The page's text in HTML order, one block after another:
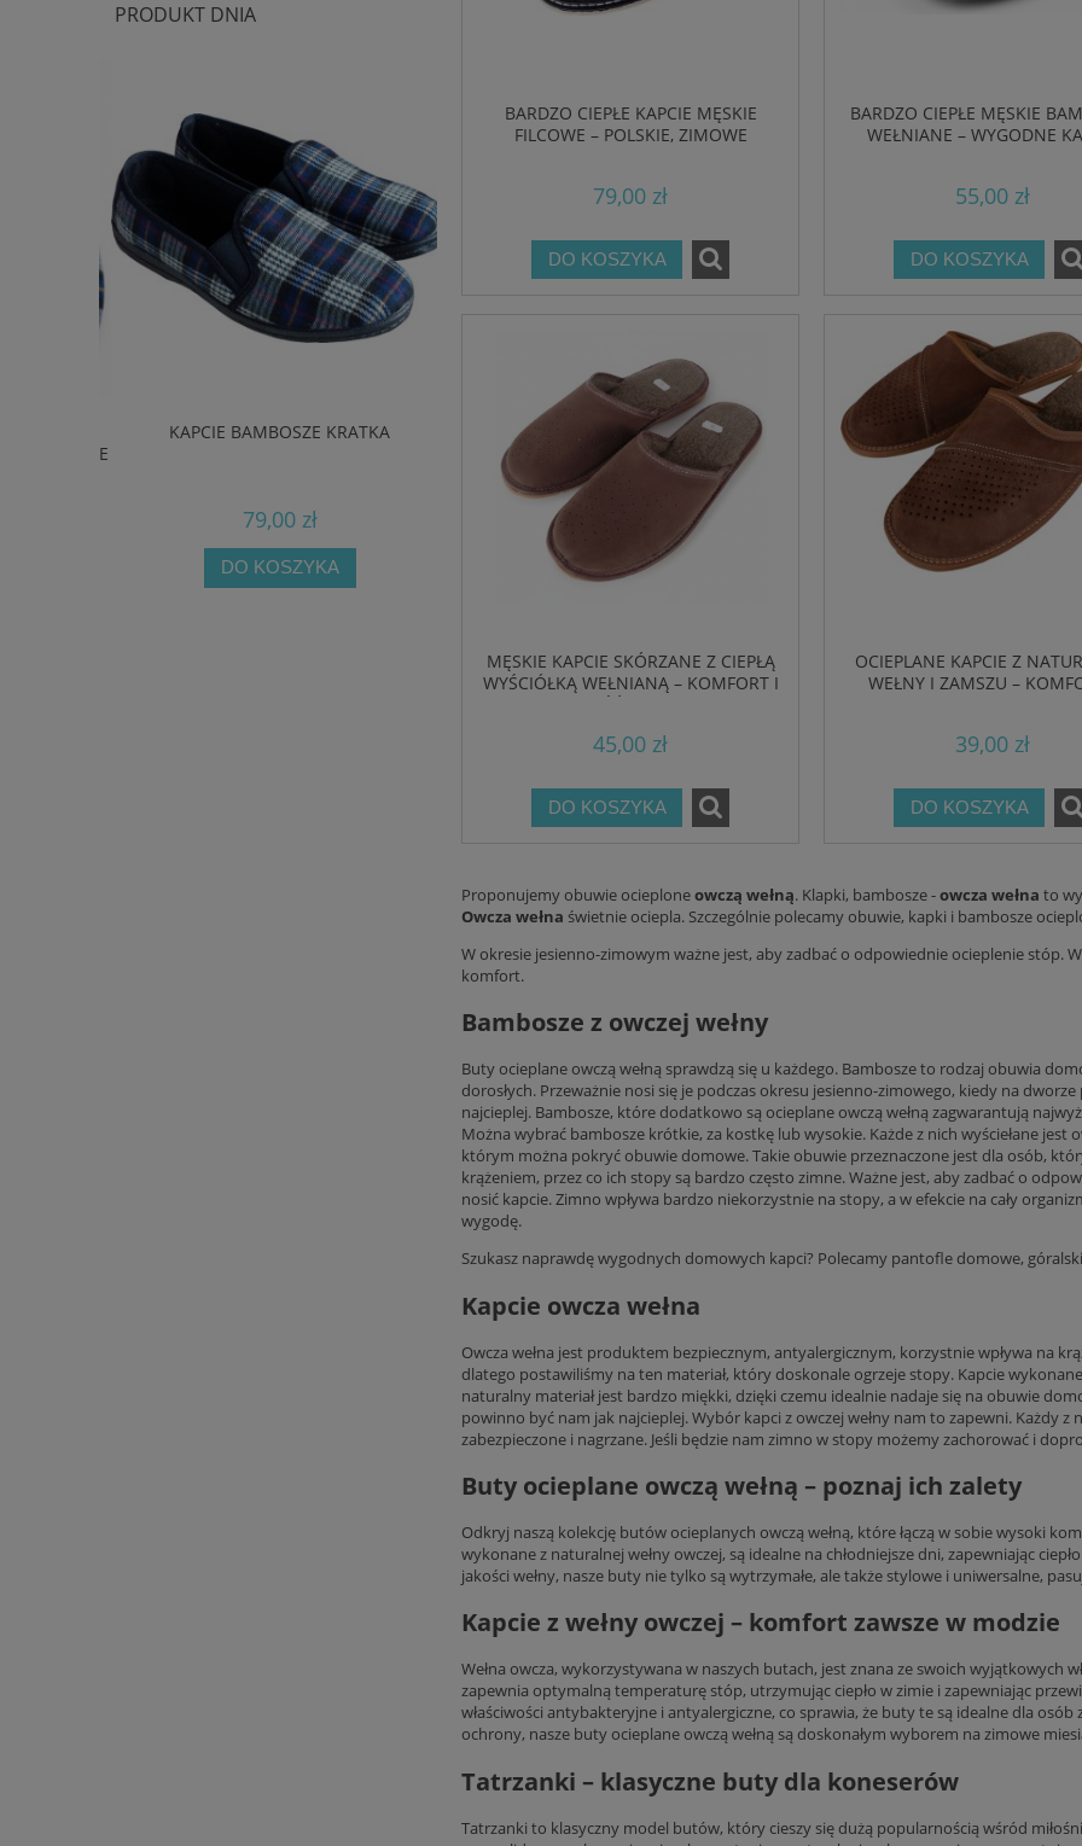
PRODUKT DNIA
KAPCIE BAMBOSZE KRATKA
79,00 zł
DO KOSZYKA
BIAŁE KLAPKI BHP Z PERFORACJĄ – LEKKIE,
SOLIDNE, ANTYPOŚLIZGOWE
DO KOSZYKA
BIOKEN KLAPKI SKÓRZANE
FUSBET WYGODNE DUSTIQUE
169,00 zł
DO KOSZYKA
BARDZO CIEPŁE KAPCIE MĘSKIE
FILCOWE – POLSKIE, ZIMOWE
79,00 zł
DO KOSZYKA
BARDZO CIEPŁE MĘSKIE
WEŁNIANE – WYGODNE
55,00 zł
DO KOSZYKA
MĘSKIE KAPCIE SKÓRZANE Z CIEPŁĄ
WYŚCIÓŁKĄ WEŁNIANĄ – KOMFORT I
JAKOŚĆ Z POLSKI
45,00 zł
DO KOSZYKA
OCIEPLANE KAPCIE Z
WEŁNY I ZAMSZU –
39,00 zł
DO KOSZYKA
Proponujemy obuwie ocieploneowczą wełną. Klapki, bambosze -owcza wełna to
Owcza wełna świetnie ociepla. Szczególnie polecamy obuwie, kapki i bambosze
W okresie jesienno-zimowym ważne jest, aby zadbać o odpowiednie ocieplenie stóp.
komfort.
Bambosze z owczej wełny
Buty ocieplane owczą wełną sprawdzą się u każdego. Bambosze to rodzaj obuwia
dorosłych. Przeważnie nosi się je podczas okresu jesienno-zimowego, kiedy na
najcieplej. Bambosze, które dodatkowo są ocieplane owczą wełną zagwarantują
Można wybrać bambosze krótkie, za kostkę lub wysokie. Każde z nich wyściełane jest
którym można pokryć obuwie domowe. Takie obuwie przeznaczone jest dla osób,
krążeniem, przez co ich stopy są bardzo często zimne. Ważne jest, aby zadbać o
nosić kapcie. Zimno wpływa bardzo niekorzystnie na stopy, a w efekcie na cały
wygodę.
Szukasz naprawdę wygodnych domowych kapci? Polecamy pantofle domowe,
Kapcie owcza wełna
Owcza wełna jest produktem bezpiecznym, antyalergicznym, korzystnie wpływa na
dlatego postawiliśmy na ten materiał, który doskonale ogrzeje stopy. Kapcie
naturalny materiał jest bardzo miękki, dzięki czemu idealnie nadaje się na obuwie
powinno być nam jak najcieplej. Wybór kapci z owczej wełny nam to zapewni. Każdy
zabezpieczone i nagrzane. Jeśli będzie nam zimno w stopy możemy zachorować i
Buty ocieplane owczą wełną – poznaj ich zalety
Odkryj naszą kolekcję butów ocieplanych owczą wełną, które łączą w sobie wysoki
wykonane z naturalnej wełny owczej, są idealne na chłodniejsze dni, zapewniając
jakości wełny, nasze buty nie tylko są wytrzymałe, ale także stylowe i uniwersalne,
Kapcie z wełny owczej – komfort zawsze w modzie
Wełna owcza, wykorzystywana w naszych butach, jest znana ze swoich wyjątkowych
zapewnia optymalną temperaturę stóp, utrzymując ciepło w zimie i zapewniając
właściwości antybakteryjne i antyalergiczne, co sprawia, że buty te są idealne dla
ochrony, nasze buty ocieplane owczą wełną są doskonałym wyborem na zimowe
Tatrzanki – klasyczne buty dla koneserów
Tatrzanki to klasyczny model butów, który cieszy się dużą popularnością wśród